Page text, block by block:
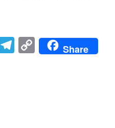
Telegram
Copy
Link
Share